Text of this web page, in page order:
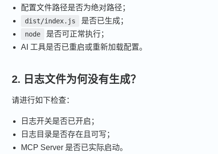
配置文件路径是否为绝对路径；
dist/index.js 是否已生成；
node
是否可正常执行；
AI 工具是否已重启或重新加载配置。
2. 日志文件为何没有生成？
请进行如下检查：
日志开关是否已开启；
日志目录是否存在且可写；
MCP Server 是否已实际启动。